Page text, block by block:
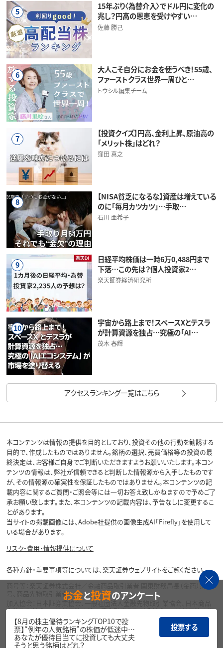
5
15年ぶり〈為替介入〉でドル円に変化の
兆し？円高の恩恵を受けやすい…
佐藤 勝己
6
大人こそ自分にお金を使うべき！55歳、
ファーストクラス世界一周ひと…
トウシル編集チーム
7
【投資クイズ】円高、金利上昇、原油高の
「メリット株」はどれ？
窪田 真之
8
【NISA貧乏になるな】資産は増えている
のに「毎月カツカツ」…手取…
石川 亜希子
9
日経平均株価は一時6万0,488円まで
下落…この先は？個人投資家2…
楽天証券経済研究所
10
宇宙から路上まで！スペースXとテスラ
が計算資源を独占…究極の「AI…
茂木 春輝
アクセスランキング一覧はこちら
本コンテンツは情報の提供を目的としており、投資その他の行動を勧誘する
目的で、作成したものではありません。銘柄の選択、売買価格等の投資の最
終決定は、お客様ご自身でご判断いただきますようお願いいたします。本コン
テンツの情報は、弊社が信頼できると判断した情報源から入手したものです
が、その情報源の確実性を保証したものではありません。本コンテンツの記
載内容に関するご質問・ご照会等には一切お答え致しかねますので予めご了
承お願い致します。また、本コンテンツの記載内容は、予告なしに変更するこ
とがあります。
当サイトの掲載画像には、Adobe社提供の画像生成AI「Firefly」を使用して
いる場合があります。
リスク・費用・情報提供について
各種方針・重要事項等については、楽天証券ウェブサイトをご覧ください。
商号等：楽天証券株式会社／金融商品取引業者 関東財務局長（金商）第195
号、商品先物取引業者
加入協会：日本証券業協会、一般社団法人金融先物取引業協会、日本商品
先物取引協会、一般社団法人第二種金融商品取引業協会、一般社団法人資
産運用業協会
Copyright©
1999-2026 Rakuten Securities, Inc. All
お金と投資のアンケート
【8月の株主優待ランキングTOP10で投
票】“例年の人気銘柄”の株価が低迷中…
あなたが優待目当てに投資しても大丈夫
そうと思う銘柄はどれ？
投票する